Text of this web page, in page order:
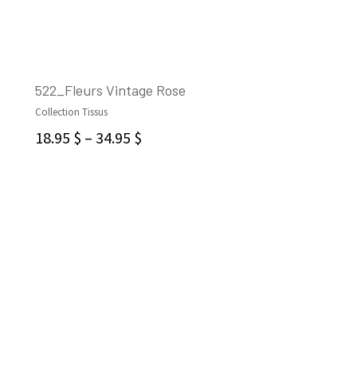
522_Fleurs Vintage Rose
Collection Tissus
18.95 $ – 34.95 $